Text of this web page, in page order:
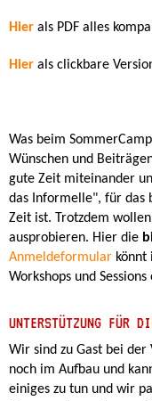
Hier als PDF alles
Hier als clickbare
Was beim
Wünschen und
gute Zeit miteinander
das Informelle", für das
Zeit ist. Trotzdem
ausprobieren. Hier die
Anmeldeformular könnt
Workshops und
UNTERSTÜTZUNG FÜR
Wir sind zu Gast bei
noch im Aufbau und
einiges zu tun und wir